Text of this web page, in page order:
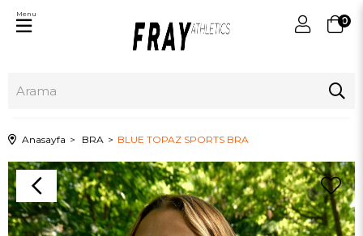
0
Menu
Anasayfa BRA BLUE TOPAZ SPORTS BRA